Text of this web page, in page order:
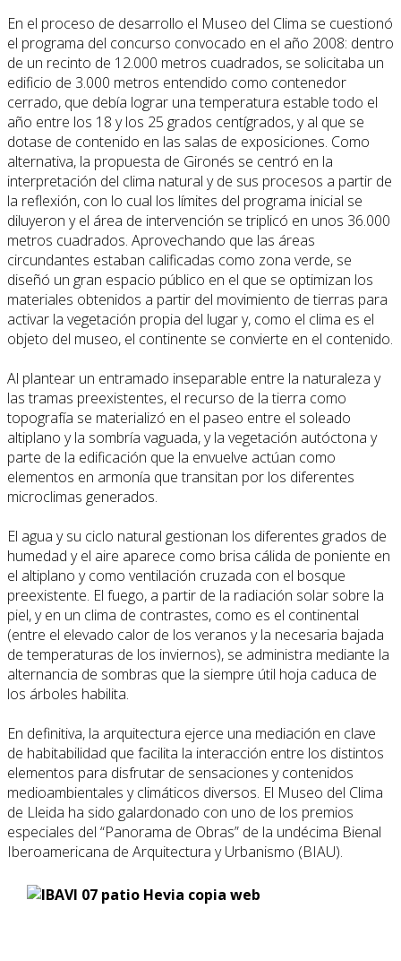
En el proceso de desarrollo el Museo del Clima se cuestionó
el programa del concurso convocado en el año 2008: dentro
de un recinto de 12.000 metros cuadrados, se solicitaba un
edificio de 3.000 metros entendido como contenedor
cerrado, que debía lograr una temperatura estable todo el
año entre los 18 y los 25 grados centígrados, y al que se
dotase de contenido en las salas de exposiciones. Como
alternativa, la propuesta de Gironés se centró en la
interpretación del clima natural y de sus procesos a partir de
la reflexión, con lo cual los límites del programa inicial se
diluyeron y el área de intervención se triplicó en unos 36.000
metros cuadrados. Aprovechando que las áreas
circundantes estaban calificadas como zona verde, se
diseñó un gran espacio público en el que se optimizan los
materiales obtenidos a partir del movimiento de tierras para
activar la vegetación propia del lugar y, como el clima es el
objeto del museo, el continente se convierte en el contenido.
Al plantear un entramado inseparable entre la naturaleza y
las tramas preexistentes, el recurso de la tierra como
topografía se materializó en el paseo entre el soleado
altiplano y la sombría vaguada, y la vegetación autóctona y
parte de la edificación que la envuelve actúan como
elementos en armonía que transitan por los diferentes
microclimas generados.
El agua y su ciclo natural gestionan los diferentes grados de
humedad y el aire aparece como brisa cálida de poniente en
el altiplano y como ventilación cruzada con el bosque
preexistente. El fuego, a partir de la radiación solar sobre la
piel, y en un clima de contrastes, como es el continental
(entre el elevado calor de los veranos y la necesaria bajada
de temperaturas de los inviernos), se administra mediante la
alternancia de sombras que la siempre útil hoja caduca de
los árboles habilita.
En definitiva, la arquitectura ejerce una mediación en clave
de habitabilidad que facilita la interacción entre los distintos
elementos para disfrutar de sensaciones y contenidos
medioambientales y climáticos diversos. El Museo del Clima
de Lleida ha sido galardonado con uno de los premios
especiales del “Panorama de Obras” de la undécima Bienal
Iberoamericana de Arquitectura y Urbanismo (BIAU).